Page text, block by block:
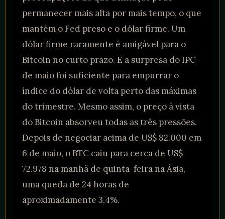
permanecer mais alta por mais tempo, o que
mantém o Fed preso e o dólar firme. Um
dólar firme raramente é amigável para o
Bitcoin no curto prazo. E a surpresa do IPC
de maio foi suficiente para empurrar o
índice do dólar de volta perto das máximas
do trimestre. Mesmo assim, o preço à vista
do Bitcoin absorveu todas as três pressões.
Depois de negociar acima de US$ 82.000 em
6 de maio, o BTC caiu para cerca de US$
72.978 na manhã de quinta-feira na Ásia,
uma queda de 24 horas de
aproximadamente 3,4%.